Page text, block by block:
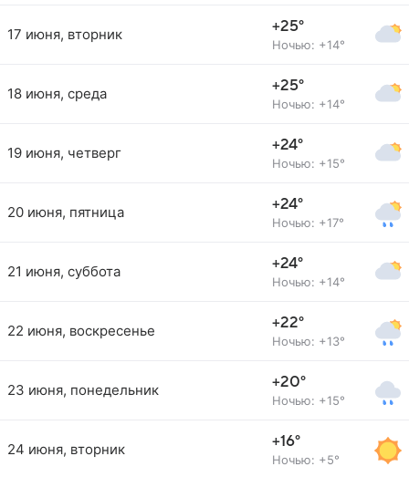
17 июня, вторник +25°
Ночью: +14°
18 июня, среда +25°
Ночью: +14°
19 июня, четверг +24°
Ночью: +15°
20 июня, пятница +24°
Ночью: +17°
21 июня, суббота +24°
Ночью: +14°
22 июня, воскресенье +22°
Ночью: +13°
23 июня, понедельник +20°
Ночью: +15°
24 июня, вторник +16°
Ночью: +5°